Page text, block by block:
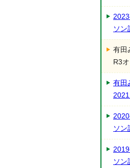
ソン
有田
R3
有田
ソン
ソン